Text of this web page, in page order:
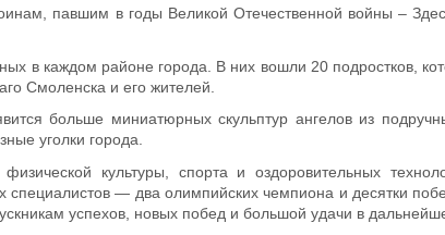
павшим в годы Великой Отечественной войны –
в каждом районе города. В них вошли 20 подростков,
Смоленска и его жителей.
больше миниатюрных скульптур ангелов из
уголки города.
культуры, спорта и оздоровительных
специалистов — два олимпийских чемпиона и десятки
успехов, новых побед и большой удачи в